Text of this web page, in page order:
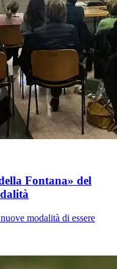
Fontana» del
modalità di essere